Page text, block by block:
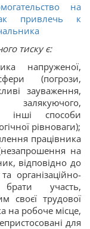
на
привлечь к
тиску є:
напруженої,
(погрози,
зауваження,
залякуючого,
інші способи
рівноваги);
працівника
на
відповідно до
організаційно-
участь,
своєї трудової
на робоче місце,
для